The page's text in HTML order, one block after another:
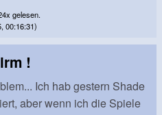
gelesen.
00:16:31)
!
Ich hab gestern Shade
aber wenn ich die Spiele